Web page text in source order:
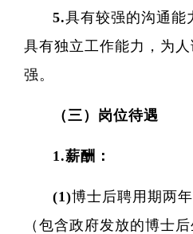
5.具有较强的沟通能
具有独立工作能力，为
强。
（三）岗位待遇
1.薪酬：
(1)博士后聘用期两
（包含政府发放的博士